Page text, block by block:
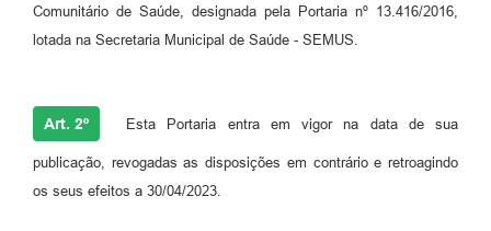
Comunitário de Saúde, designada pela Portaria nº 13.416/2016,
lotada na Secretaria Municipal de Saúde - SEMUS.
Art. 2º Esta Portaria entra em vigor na data de sua
publicação, revogadas as disposições em contrário e retroagindo
os seus efeitos a 30/04/2023.